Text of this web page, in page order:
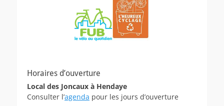
Horaires d’ouverture
Local des Joncaux à Hendaye
Consulter l’agenda pour les jours d’ouverture